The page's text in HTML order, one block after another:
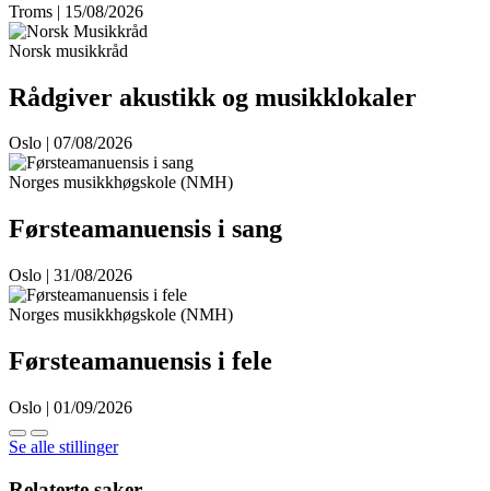
Troms | 15/08/2026
Norsk musikkråd
Rådgiver akustikk og musikklokaler
Oslo | 07/08/2026
Norges musikkhøgskole (NMH)
Førsteamanuensis i sang
Oslo | 31/08/2026
Norges musikkhøgskole (NMH)
Førsteamanuensis i fele
Oslo | 01/09/2026
Se alle stillinger